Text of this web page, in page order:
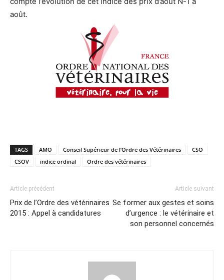
août.
TAGS AMO Conseil Supérieur de l’Ordre des Vétérinaires
CSO
CSOV
indice ordinal Ordre des vétérinaires
Article précédent
Prix de l’Ordre des vétérinaires
2015 : Appel à candidatures
Article suivant
Se former aux gestes et soins
d’urgence : le vétérinaire et
son personnel concernés